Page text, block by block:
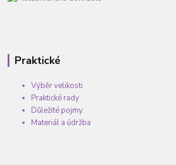
Praktické
Výběr velikosti
Praktické rady
Důležité pojmy
Materiál a údržba